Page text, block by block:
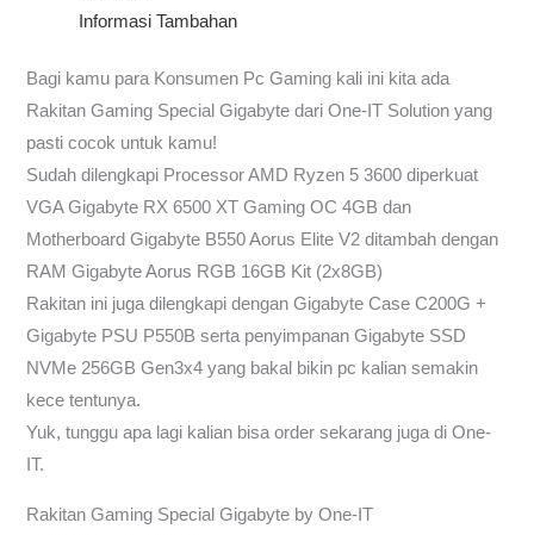
Informasi Tambahan
Bagi kamu para Konsumen Pc Gaming kali ini kita ada
Rakitan Gaming Special Gigabyte dari One-IT Solution yang
pasti cocok untuk kamu!
Sudah dilengkapi Processor AMD Ryzen 5 3600 diperkuat
VGA Gigabyte RX 6500 XT Gaming OC 4GB dan
Motherboard Gigabyte B550 Aorus Elite V2 ditambah dengan
RAM Gigabyte Aorus RGB 16GB Kit (2x8GB)
Rakitan ini juga dilengkapi dengan Gigabyte Case C200G +
Gigabyte PSU P550B serta penyimpanan Gigabyte SSD
NVMe 256GB Gen3x4 yang bakal bikin pc kalian semakin
kece tentunya.
Yuk, tunggu apa lagi kalian bisa order sekarang juga di One-
IT.
Rakitan Gaming Special Gigabyte by One-IT